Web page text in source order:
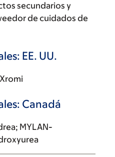
secundarios y
de cuidados de
EE. UU.
Canadá
MYLAN-